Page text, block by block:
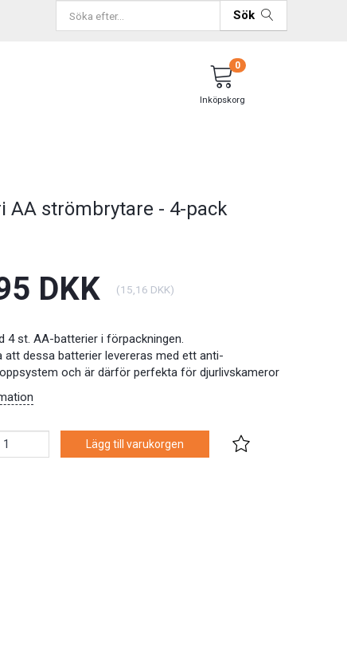
Sök
Inköpskorg
0
AA strömbrytare - 4-pack
DKK (15,16 DKK)
4 st. AA-batterier i förpackningen.
att dessa batterier levereras med ett anti-
och är därför perfekta för djurlivskameror
Lägg till varukorgen